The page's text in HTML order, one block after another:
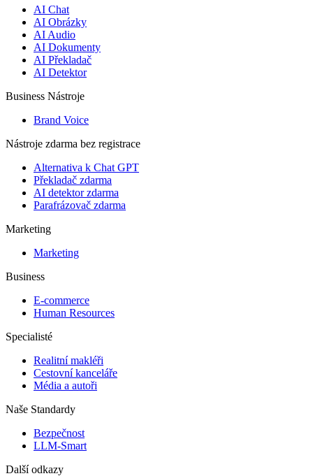
AI Chat
AI Obrázky
AI Audio
AI Dokumenty
AI Překladač
AI Detektor
Business Nástroje
Brand Voice
Nástroje zdarma bez registrace
Alternativa k Chat GPT
Překladač zdarma
AI detektor zdarma
Parafrázovač zdarma
Marketing
Marketing
Business
E-commerce
Human Resources
Specialisté
Realitní makléři
Cestovní kanceláře
Média a autoři
Naše Standardy
Bezpečnost
LLM-Smart
Další odkazy